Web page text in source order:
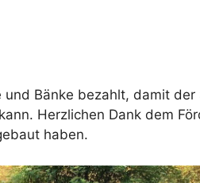
Bänke bezahlt, damit
Herzlichen Dank dem
haben.